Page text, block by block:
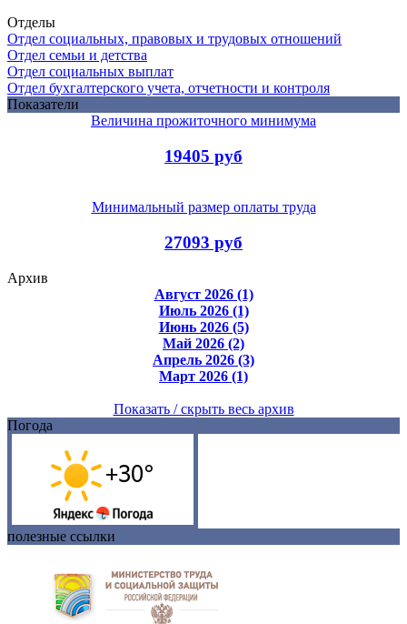
Отделы
Отдел социальных, правовых и трудовых отношений
Отдел семьи и детства
Отдел социальных выплат
Отдел бухгалтерского учета, отчетности и контроля
Показатели
Величина прожиточного минимума
19405 руб
Минимальный размер оплаты труда
27093 руб
Архив
Август 2026 (1)
Июль 2026 (1)
Июнь 2026 (5)
Май 2026 (2)
Апрель 2026 (3)
Март 2026 (1)
Показать / скрыть весь архив
Погода
полезные ссылки